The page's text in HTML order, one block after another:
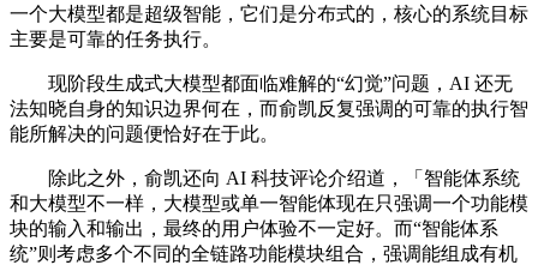
一个大模型都是超级智能，它们是分布式的，核心的系统目标
主要是可靠的任务执行。
现阶段生成式大模型都面临难解的“幻觉”问题，AI 还无
法知晓自身的知识边界何在，而俞凯反复强调的可靠的执行智
能所解决的问题便恰好在于此。
除此之外，俞凯还向 AI 科技评论介绍道，「智能体系统
和大模型不一样，大模型或单一智能体现在只强调一个功能模
块的输入和输出，最终的用户体验不一定好。而“智能体系
统”则考虑多个不同的全链路功能模块组合，强调能组成有机